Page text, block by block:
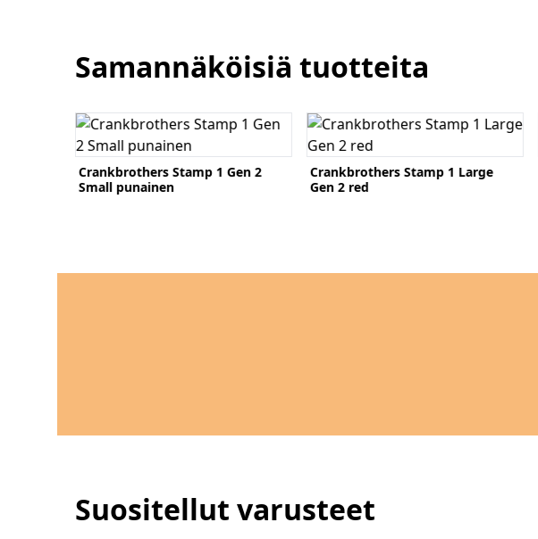
Samannäköisiä tuotteita
Katso tuote
Crankbrothers Stamp 1 Gen 2
Small punainen
Katso tuote
Crankbrothers Stamp 1 Large
Gen 2 red
Suositellut varusteet